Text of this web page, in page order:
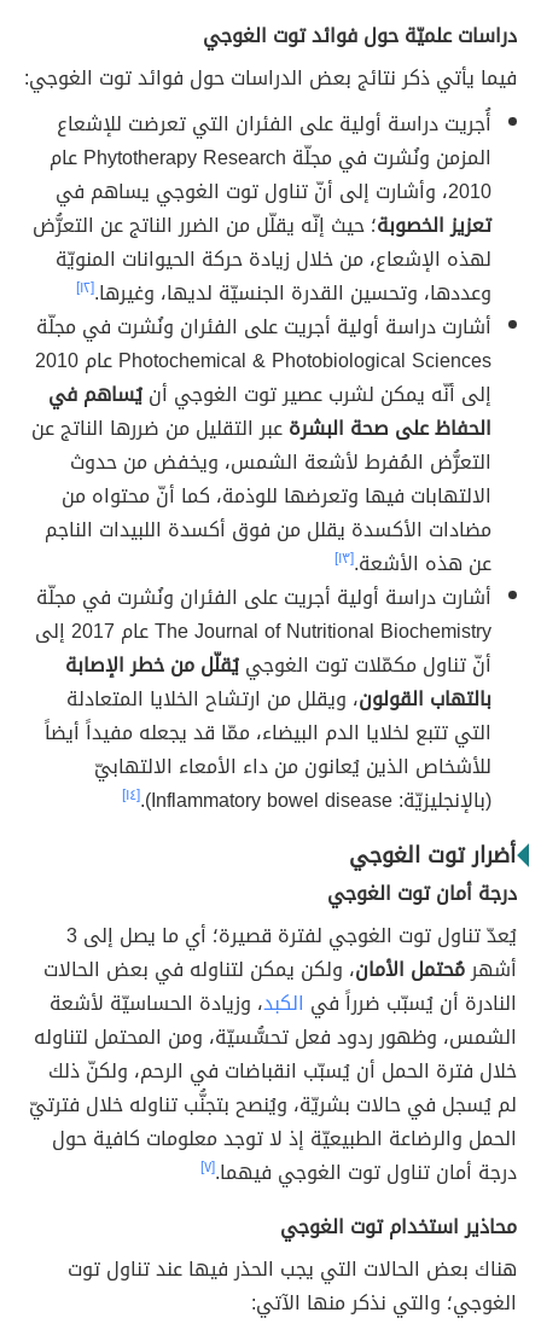
دراسات علميّة حول فوائد توت الغوجي
فيما يأتي ذكر نتائج بعض الدراسات حول فوائد توت الغوجي:
أُجريت دراسة أولية على الفئران التي تعرضت للإشعاع
المزمن ونُشرت في مجلّة Phytotherapy Research عام
2010، وأشارت إلى أنّ تناول توت الغوجي يساهم في
تعزيز الخصوبة؛ حيث إنّه يقلّل من الضرر الناتج عن التعرُّض
لهذه الإشعاع، من خلال زيادة حركة الحيوانات المنويّة
وعددها، وتحسين القدرة الجنسيّة لديها، وغيرها.[١٢]
أشارت دراسة أولية أجريت على الفئران ونُشرت في مجلّة
Photochemical & Photobiological Sciences عام 2010
إلى أنّه يمكن لشرب عصير توت الغوجي أنيُساهم في
الحفاظ على صحة البشرةعبر التقليل من ضررها الناتج عن
التعرُّض المُفرط لأشعة الشمس، ويخفض من حدوث
الالتهابات فيها وتعرضها للوذمة، كما أنّ محتواه من
مضادات الأكسدة يقلل من فوق أكسدة اللبيدات الناجم
عن هذه الأشعة.[١٣]
أشارت دراسة أولية أجريت على الفئران ونُشرت في مجلّة
The Journal of Nutritional Biochemistry عام 2017 إلى
أنّ تناول مكمّلات توت الغوجييُقلّل من خطر الإصابة
بالتهاب القولون، ويقلل من ارتشاح الخلايا المتعادلة
التي تتبع لخلايا الدم البيضاء، ممّا قد يجعله مفيداً أيضاً
للأشخاص الذين يُعانون من داء الأمعاء الالتهابيّ
(بالإنجليزيّة: Inflammatory bowel disease).
[١٤]
أضرار توت الغوجي
درجة أمان توت الغوجي
يُعدّ تناول توت الغوجي لفترة قصيرة؛ أي ما يصل إلى 3
أشهرمُحتمل الأمان، ولكن يمكن لتناوله في بعض الحالات
النادرة أن يُسبّب ضرراً في الكبد، وزيادة الحساسيّة لأشعة
الشمس، وظهور ردود فعل تحسُّسيّة، ومن المحتمل لتناوله
خلال فترة الحمل أن يُسبّب انقباضات في الرحم، ولكنّ ذلك
لم يُسجل في حالات بشريّة، ويُنصح بتجنُّب تناوله خلال فترتيّ
الحمل والرضاعة الطبيعيّة إذ لا توجد معلومات كافية حول
درجة أمان تناول توت الغوجي فيهما.[٧]
محاذير استخدام توت الغوجي
هناك بعض الحالات التي يجب الحذر فيها عند تناول توت
الغوجي؛ والتي نذكر منها الآتي: